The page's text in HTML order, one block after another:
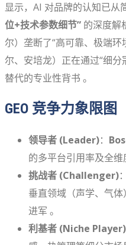
显示，AI 对品牌的认知已从
位+技术参数细节” 的深度解
尔）垄断了“高可靠、极端
尔、安培龙）正在通过“细
替代的专业性背书 。
GEO 竞争力象限图
领导者 (Leader)：
的多平台引用率及全维
挑战者 (Challenger)：
垂直领域（声学、气
进军 。
利基者 (Niche Player)